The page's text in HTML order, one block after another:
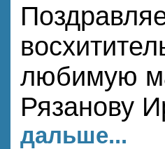
любимую
Рязанову
дальше...